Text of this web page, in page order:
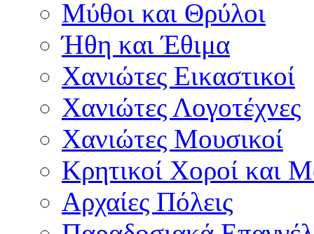
Μύθοι και Θρύλοι
Ήθη και Έθιμα
Χανιώτες Εικαστικοί
Χανιώτες Λογοτέχνες
Χανιώτες Μουσικοί
Κρητικοί Χοροί και
Αρχαίες Πόλεις